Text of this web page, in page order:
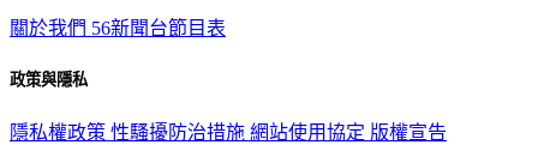
關於我們 56新聞台節目表
政策與隱私
隱私權政策 性騷擾防治措施 網站使用協定 版權宣告